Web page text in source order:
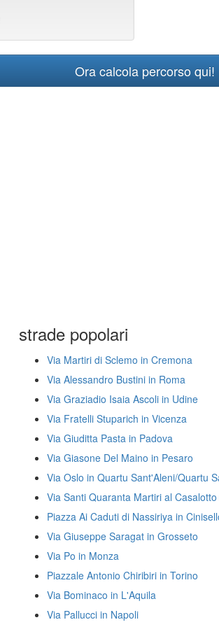
Ora calcola percorso qui!
strade popolari
Via Martiri di Sclemo in Cremona
Via Alessandro Bustini in Roma
Via Graziadio Isaia Ascoli in Udine
Via Fratelli Stuparich in Vicenza
Via Giuditta Pasta in Padova
Via Giasone Del Maino in Pesaro
Via Oslo in Quartu Sant'Aleni/Quartu
Via Santi Quaranta Martiri al
Piazza Ai Caduti di Nassiriya in
Via Giuseppe Saragat in Grosseto
Via Po in Monza
Piazzale Antonio Chiribiri in Torino
Via Bominaco in L'Aquila
Via Pallucci in Napoli